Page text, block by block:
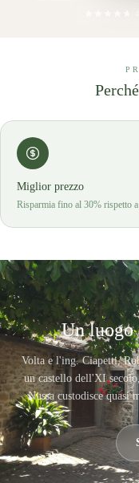
Miglior prezzo
Risparmia fino al 30% rispetto
Un luogo
Volta e l'ing. Ciapetti,
un castello dell'XI
Nussa custodisce quasi